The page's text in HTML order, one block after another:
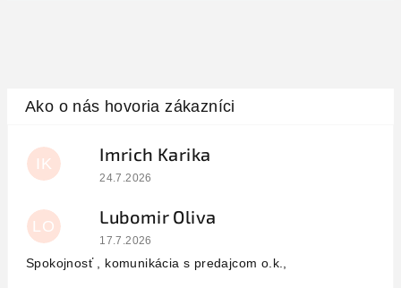
IK Imrich Karika
Hodnotenie obchodu je 5 z 5 hviezdičiek.
24.7.2026
LO Lubomir Oliva
Hodnotenie obchodu je 5 z 5 hviezdičiek.
17.7.2026
Spokojnosť , komunikácia s predajcom o.k.,